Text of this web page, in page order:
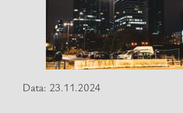
Data: 23.11.2024